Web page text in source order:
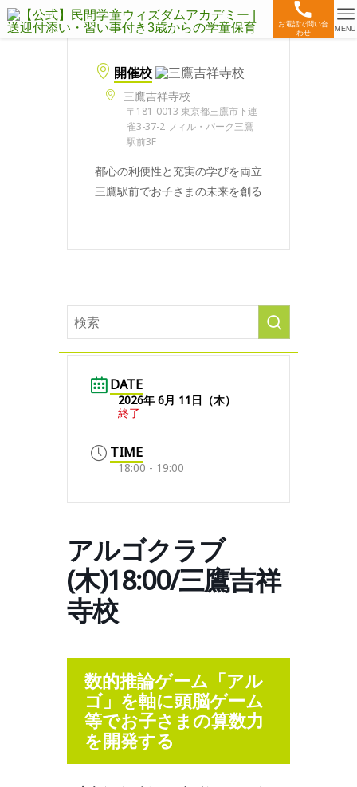
お電話で問い合
わせ
MENU
開催校
三鷹吉祥寺校
〒181-0013 東京都三鷹市下連
雀3-37-2 フィル・パーク三鷹
駅前3F
都心の利便性と充実の学びを両立
三鷹駅前でお子さまの未来を創る
DATE
2026年 6月 11日（木）
終了
TIME
18:00 - 19:00
アルゴクラブ
(木)18:00/三鷹吉祥
寺校
数的推論ゲーム「アル
ゴ」を軸に頭脳ゲーム
等でお子さまの算数力
を開発する